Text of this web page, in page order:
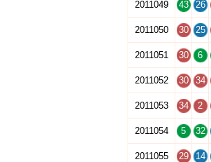
2011049 43 26
2011050 30 25
2011051 30 6
2011052 30 34
2011053 34 2
2011054 5 32
2011055 29 14